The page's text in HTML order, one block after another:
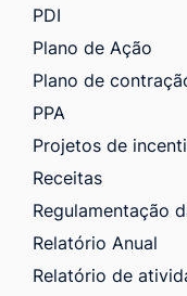
PDI
Plano de Ação
Plano de
PPA
Projetos de
Receitas
Regulamentação
Relatório Anual
Relatório de